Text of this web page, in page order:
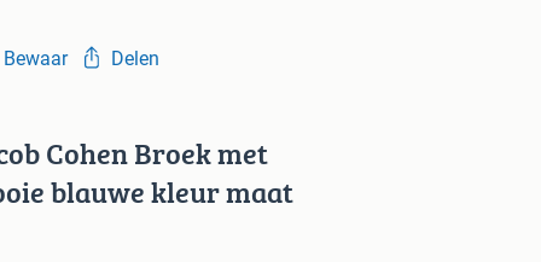
Bewaar Delen
Cohen Broek met
blauwe kleur maat